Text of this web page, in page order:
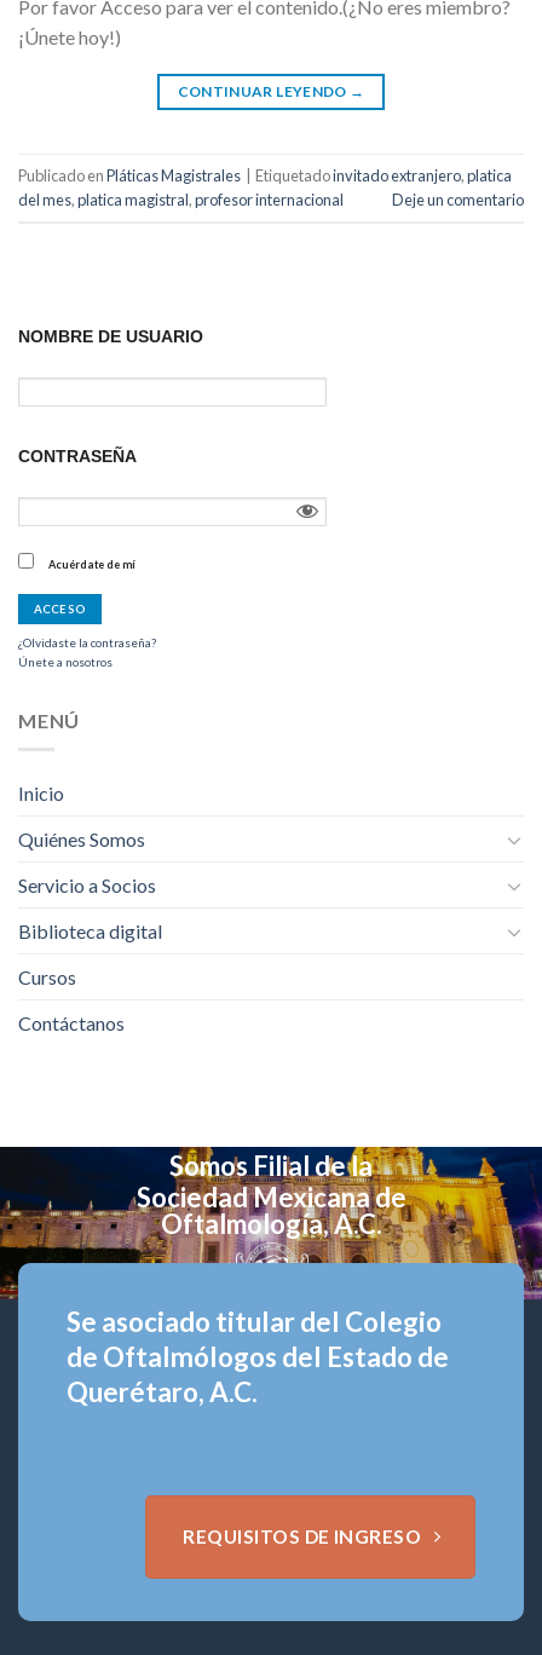
Por favor Acceso para ver el contenido.(¿No eres miembro?
¡Únete hoy!)
CONTINUAR LEYENDO →
Publicado enPláticas Magistrales Etiquetadoinvitado extranjero,platica
del mes,platica magistral,profesor internacional Deje un comentario
NOMBRE DE USUARIO
CONTRASEÑA
Acuérdate de mí
¿Olvidaste la contraseña?
Únete a nosotros
MENÚ
Inicio
Quiénes Somos
Servicio a Socios
Biblioteca digital
Cursos
Contáctanos
Somos Filial de la
Sociedad Mexicana de
Oftalmología, A.C.
Se asociado titular del Colegio
de Oftalmólogos del Estado de
Querétaro, A.C.
REQUISITOS DE INGRESO